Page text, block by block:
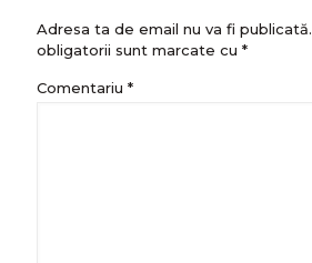
Adresa ta de email nu va fi publicată.
obligatorii sunt marcate cu *
Comentariu *